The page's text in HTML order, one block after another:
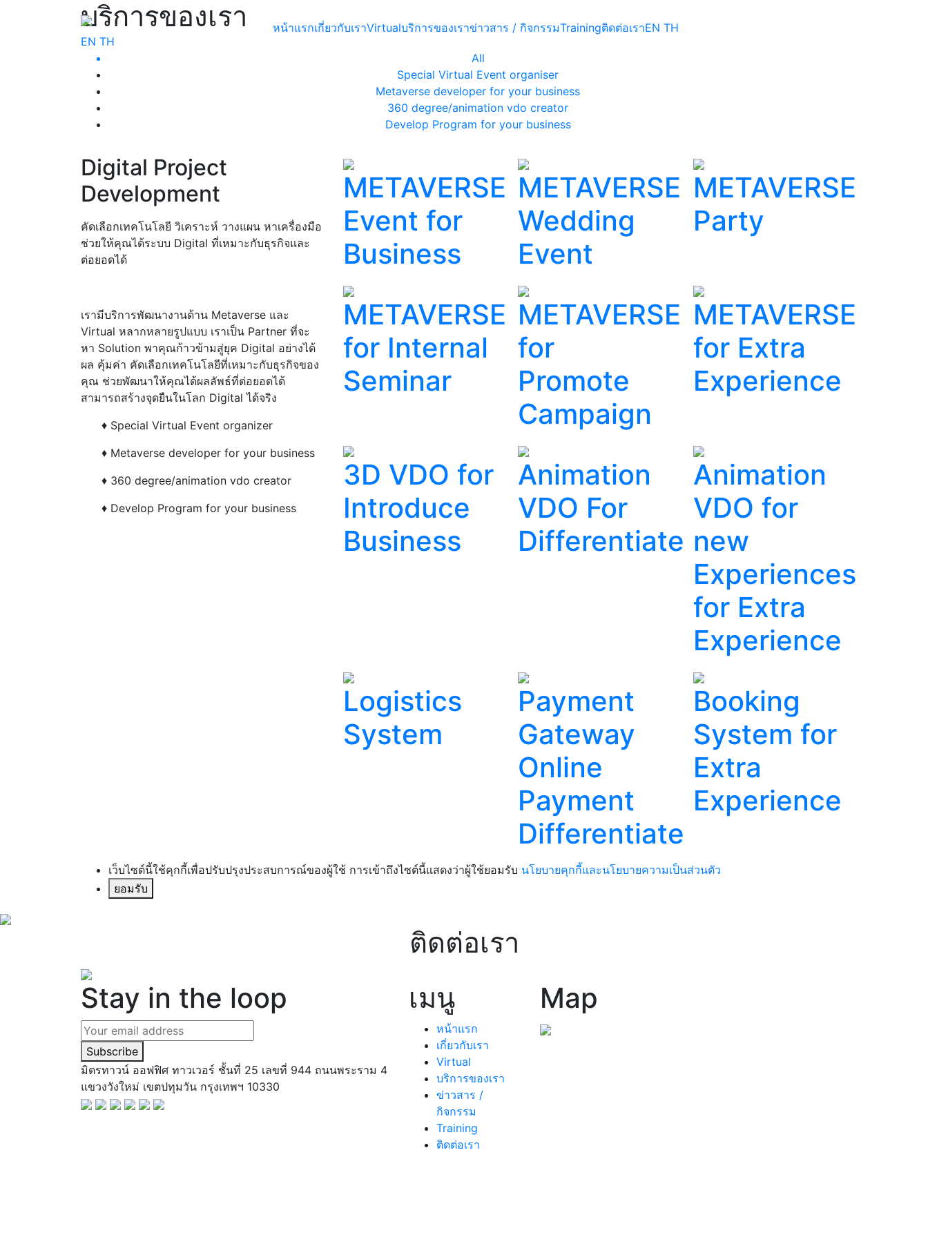
EN TH
หน้าแรกเกี่ยวกับเราVirtualบริการของเราข่าวสาร / กิจกรรมTrainingติดต่อเราEN TH
บริการของเรา
All
Special Virtual Event organiser
Metaverse developer for your business
360 degree/animation vdo creator
Develop Program for your business
Digital Project
Development
คัดเลือกเทคโนโลยี วิเคราะห์ วางแผน หาเครื่องมือ
ช่วยให้คุณได้ระบบ Digital ที่เหมาะกับธุรกิจและ
ต่อยอดได้
เรามีบริการพัฒนางานด้าน Metaverse และ
Virtual หลากหลายรูปแบบ เราเป็น Partner ที่จะ
หา Solution พาคุณก้าวข้ามสู่ยุค Digital อย่างได้
ผล คุ้มค่า คัดเลือกเทคโนโลยีที่เหมาะกับธุรกิจของ
คุณ ช่วยพัฒนาให้คุณได้ผลลัพธ์ที่ต่อยอดได้
สามารถสร้างจุดยืนในโลก Digital ได้จริง
♦ Special Virtual Event organizer
♦ Metaverse developer for your business
♦ 360 degree/animation vdo creator
♦ Develop Program for your business
METAVERSE
Event for
Business
METAVERSE
Wedding
Event
METAVERSE
Party
METAVERSE
for Internal
Seminar
METAVERSE
for
Promote
Campaign
METAVERSE
for Extra
Experience
3D VDO for
Introduce
Business
Animation
VDO For
Differentiate
Animation
VDO for
new
Experiences
for Extra
Experience
Logistics
System
Payment
Gateway
Online
Payment
Differentiate
Booking
System for
Extra
Experience
เว็บไซต์นี้ใช้คุกกี้เพื่อปรับปรุงประสบการณ์ของผู้ใช้ การเข้าถึงไซต์นี้แสดงว่าผู้ใช้ยอมรับ นโยบายคุกกี้และนโยบายความเป็นส่วนตัว
ยอมรับ
ติดต่อเรา
Stay in the loop
Subscribe
มิตรทาวน์ ออฟฟิศ ทาวเวอร์ ชั้นที่ 25 เลขที่ 944 ถนนพระราม 4
แขวงวังใหม่ เขตปทุมวัน กรุงเทพฯ 10330
เมนู
หน้าแรก
เกี่ยวกับเรา
Virtual
บริการของเรา
ข่าวสาร /
กิจกรรม
Training
ติดต่อเรา
Map